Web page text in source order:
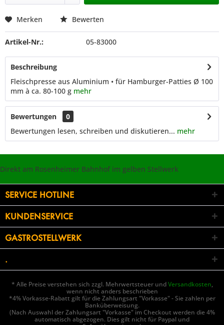
Merken Bewerten
Artikel-Nr.: 05-83000
Beschreibung
Fleischpresse aus Aluminium • für Hamburger-Patties Ø 100
mm à ca. 80-100 g mehr
Bewertungen
0
Bewertungen lesen, schreiben und diskutieren... mehr
Direkt am Rosenheimer Bahnhof im gelben Stellwerk
SERVICE HOTLINE
KUNDENSERVICE
GASTROSTELLWERK
.
* Alle Preise verstehen sich zzgl. Mehrwertsteuer undVersandkosten,
wenn nicht anders beschrieben
*4% Vorkasse-Rabatt gilt für die Zahlungsart "Vorkasse" - Sie zahlen per
Banküberweisung.
(Nach Auswahl der Zahlungsart "Vorkasse" im Checkout werden die 4%
automatisch abgezogen. Dies gilt nicht für Paypal und